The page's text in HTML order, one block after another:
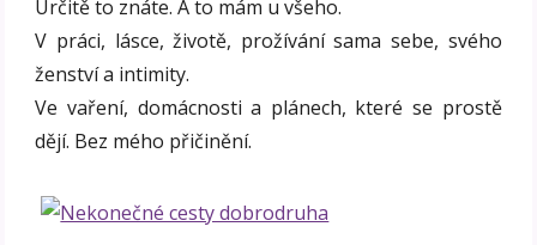
Určitě to znáte. A to mám u všeho.
V práci, lásce, životě, prožívání sama sebe, svého
ženství a intimity.
Ve vaření, domácnosti a plánech, které se prostě
dějí. Bez mého přičinění.